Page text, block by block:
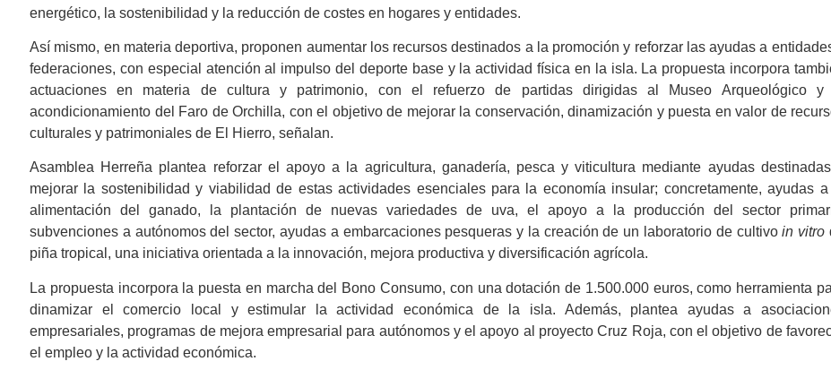
energético, la sostenibilidad y la reducción de costes en hogares y entidades.
Así mismo, en materia deportiva, proponen aumentar los recursos destinados a la promoción y reforzar las ayudas a
federaciones, con especial atención al impulso del deporte base y la actividad física en la isla. La propuesta incorpora
actuaciones en materia de cultura y patrimonio, con el refuerzo de partidas dirigidas al Museo Arqueológico y
acondicionamiento del Faro de Orchilla, con el objetivo de mejorar la conservación, dinamización y puesta en valor de
culturales y patrimoniales de El Hierro, señalan.
Asamblea Herreña plantea reforzar el apoyo a la agricultura, ganadería, pesca y viticultura mediante ayudas
mejorar la sostenibilidad y viabilidad de estas actividades esenciales para la economía insular; concretamente, ayudas
alimentación del ganado, la plantación de nuevas variedades de uva, el apoyo a la producción del sector
subvenciones a autónomos del sector, ayudas a embarcaciones pesqueras y la creación de un laboratorio de cultivoin vitro
piña tropical, una iniciativa orientada a la innovación, mejora productiva y diversificación agrícola.
La propuesta incorpora la puesta en marcha del Bono Consumo, con una dotación de 1.500.000 euros, como herramienta
dinamizar el comercio local y estimular la actividad económica de la isla. Además, plantea ayudas a
empresariales, programas de mejora empresarial para autónomos y el apoyo al proyecto Cruz Roja, con el objetivo de
el empleo y la actividad económica.